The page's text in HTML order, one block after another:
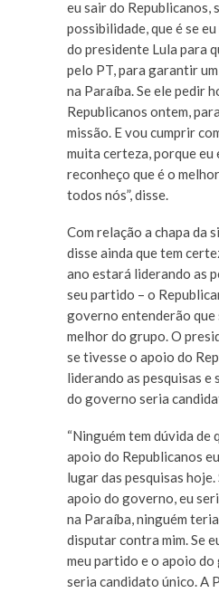
eu sair do Republicanos,
possibilidade, que é se
do presidente Lula para
pelo PT, para garantir
na Paraíba. Se ele pedir
Republicanos ontem,
missão. E vou cumprir
muita certeza, porque eu
reconheço que é o
todos nós”, disse.
Com relação a chapa da
disse ainda que tem
ano estará liderando as
seu partido – o
governo entenderão que
melhor do grupo. O
se tivesse o apoio do
liderando as pesquisas e
do governo seria
“Ninguém tem dúvida de
apoio do Republicanos
lugar das pesquisas hoje.
apoio do governo, eu
na Paraíba, ninguém
disputar contra mim. Se
meu partido e o apoio
seria candidato único. A